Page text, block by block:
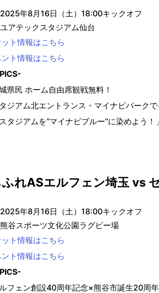
2025年8月16日（土）18:00キックオフ
ユアテックスタジアム仙台
ト情報はこちら
ト情報はこちら
県民 ホーム自由席観戦無料！
ジアム北エントランス・マイナビパーク
スタジアムを“マイナビブルー”に染めよう
ふれASエルフェン埼玉 vs
2025年8月16日（土）18:00キックオフ
熊谷スポーツ文化公園ラグビー場
ト情報はこちら
ト情報はこちら
フェン創設40周年記念×熊谷市誕生20周